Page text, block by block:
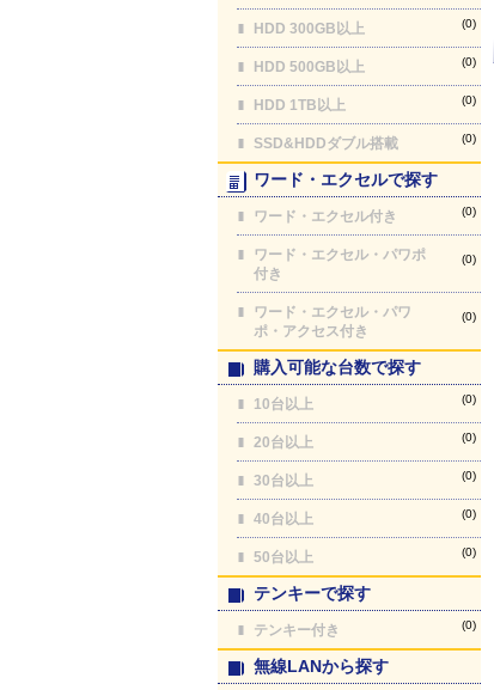
HDD 300GB以上 (0)
HDD 500GB以上 (0)
HDD 1TB以上 (0)
SSD&HDDダブル搭載 (0)
ワード・エクセルで探す
ワード・エクセル付き (0)
ワード・エクセル・パワポ
付き
(0)
ワード・エクセル・パワ
ポ・アクセス付き
(0)
購入可能な台数で探す
10台以上 (0)
20台以上 (0)
30台以上 (0)
40台以上 (0)
50台以上 (0)
テンキーで探す
テンキー付き (0)
無線LANから探す